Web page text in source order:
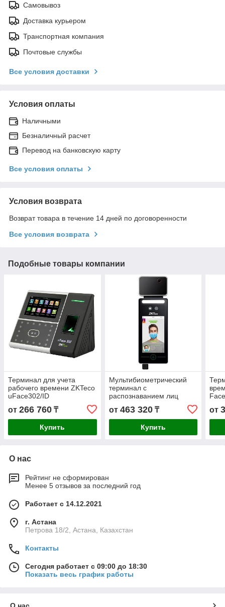
Самовывоз
Доставка курьером
Транспортная компания
Почтовые службы
Все условия доставки
Условия оплаты
Наличными
Безналичный расчет
Перевод на банковскую карту
Все условия оплаты
Условия возврата
Возврат товара в течение 14 дней по договоренности
Все условия возврата
Подобные товары компании
Терминал для учета
рабочего времени ZKTeco
uFace302/ID
от 266 760 ₸
Купить
Мультибиометрический
терминал с
распознаванием лиц
ZKTeco SpeedFace-V4L[TI]
от 463 320₸
Купить
от
О нас
Рейтинг не сформирован
Менее 5 отзывов за последний год
Работает с 14.12.2021
г. Астана
Петрова 18/2, Астана, Казахстан
Контакты
Сегодня работает с 09:00 до 18:30
Показать весь график работы